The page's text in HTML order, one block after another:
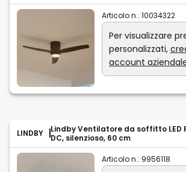
Articolo n.: 10034322
Per visualizzare
personalizzati,
account
LINDBY
Lindby Ventilatore da soffitto LED
DC, silenzioso, 60 cm
Articolo n.: 9956118